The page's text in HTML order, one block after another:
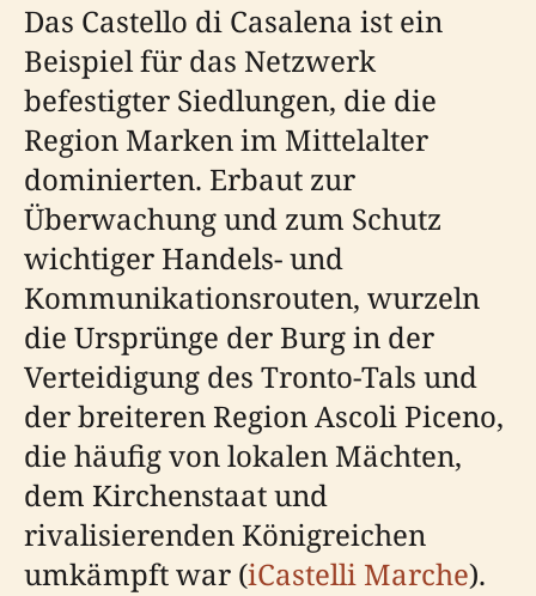
Das Castello di Casalena ist ein
Beispiel für das Netzwerk
befestigter Siedlungen, die die
Region Marken im Mittelalter
dominierten. Erbaut zur
Überwachung und zum Schutz
wichtiger Handels- und
Kommunikationsrouten, wurzeln
die Ursprünge der Burg in der
Verteidigung des Tronto-Tals und
der breiteren Region Ascoli Piceno,
die häufig von lokalen Mächten,
dem Kirchenstaat und
rivalisierenden Königreichen
umkämpft war (iCastelli Marche).